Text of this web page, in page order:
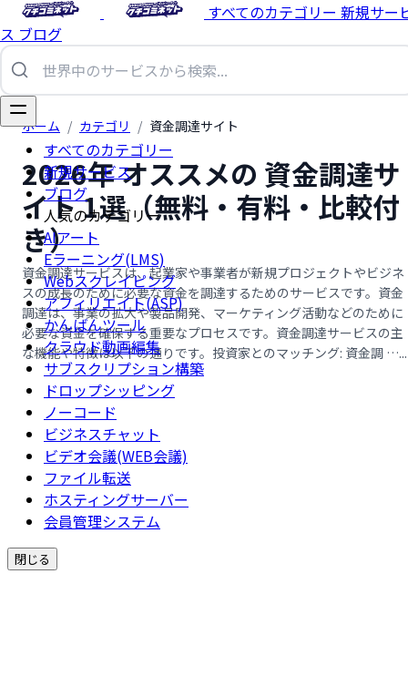
すべてのカテゴリー 新規サー
ス ブログ
すべてのカテゴリー
新規サービス
ブログ
人気のカテゴリー
AIアート
Eラーニング(LMS)
Webスクレイピング
アフィリエイト(ASP)
かんばんツール
クラウド動画編集
サブスクリプション構築
ドロップシッピング
ノーコード
ビジネスチャット
ビデオ会議(WEB会議)
ファイル転送
ホスティングサーバー
会員管理システム
閉じる
ホーム / カテゴリ / 資金調達サイト
2026年 オススメの 資金調達サ
イト 1選（無料・有料・比較付
き）
資金調達サービスは、起業家や事業者が新規プロジェクトやビジネ
スの成長のために必要な資金を調達するためのサービスです。資金
調達は、事業の拡大や製品開発、マーケティング活動などのために
必要な資金を確保する重要なプロセスです。資金調達サービスの主
な機能や特徴は以下の通りです。投資家とのマッチング: 資金調 …...